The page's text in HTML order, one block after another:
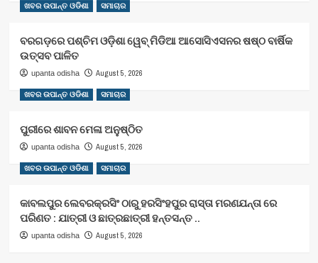
ଖବର ଉପାନ୍ତ ଓଡିଶା ସମାଚାର
ବରଗଡ଼ରେ ପଶ୍ଚିମ ଓଡ଼ିଶା ୱେବ୍ ମିଡିଆ ଆସୋସିଏସନର ଷଷ୍ଠ ବାର୍ଷିକ
ଉତ୍ସବ ପାଳିତ
upanta odisha August 5, 2026
ଖବର ଉପାନ୍ତ ଓଡିଶା ସମାଚାର
ପୁରୀରେ ଶାବନ ମେଳା ଅନୁଷ୍ଠିତ
upanta odisha August 5, 2026
ଖବର ଉପାନ୍ତ ଓଡିଶା ସମାଚାର
କାବଲପୁର ଲେବରକ୍ରସିଂ ଠାରୁ ହରସିଂହପୁର ରାସ୍ତା ମରଣଯନ୍ତା ରେ
ପରିଣତ : ଯାତ୍ରୀ ଓ ଛାତ୍ରଛାତ୍ରୀ ହନ୍ତସନ୍ତ ..
upanta odisha August 5, 2026